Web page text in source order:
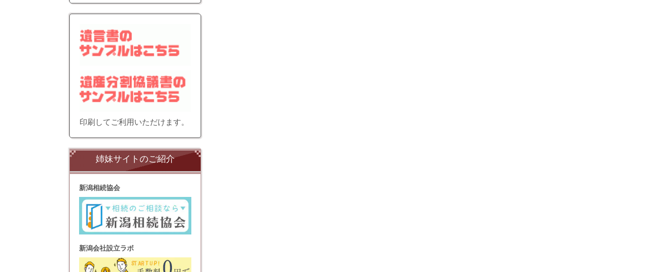
印刷してご利用いただけます。
姉妹サイトのご紹介
新潟相続協会
新潟会社設立ラボ